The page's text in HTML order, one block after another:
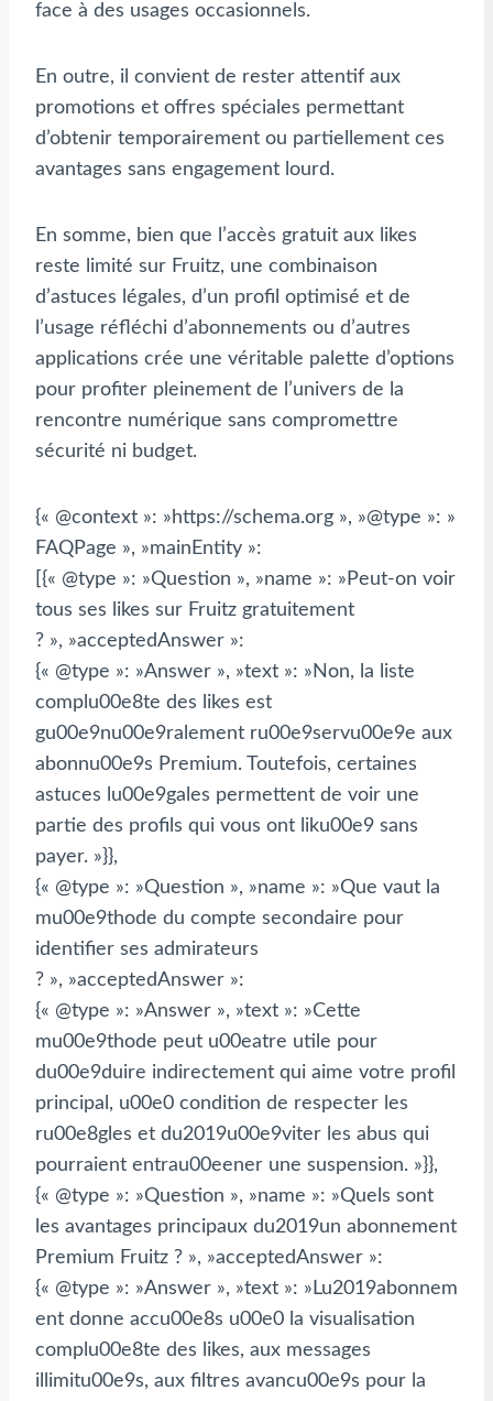
face à des usages occasionnels.
En outre, il convient de rester attentif aux
promotions et offres spéciales permettant
d’obtenir temporairement ou partiellement ces
avantages sans engagement lourd.
En somme, bien que l’accès gratuit aux likes
reste limité sur Fruitz, une combinaison
d’astuces légales, d’un profil optimisé et de
l’usage réfléchi d’abonnements ou d’autres
applications crée une véritable palette d’options
pour profiter pleinement de l’univers de la
rencontre numérique sans compromettre
sécurité ni budget.
{« @context »: »https://schema.org », »@type »: »
FAQPage », »mainEntity »:
[{« @type »: »Question », »name »: »Peut-on voir
tous ses likes sur Fruitz gratuitement
? », »acceptedAnswer »:
{« @type »: »Answer », »text »: »Non, la liste
complu00e8te des likes est
gu00e9nu00e9ralement ru00e9servu00e9e aux
abonnu00e9s Premium. Toutefois, certaines
astuces lu00e9gales permettent de voir une
partie des profils qui vous ont liku00e9 sans
payer. »}},
{« @type »: »Question », »name »: »Que vaut la
mu00e9thode du compte secondaire pour
identifier ses admirateurs
? », »acceptedAnswer »:
{« @type »: »Answer », »text »: »Cette
mu00e9thode peut u00eatre utile pour
du00e9duire indirectement qui aime votre profil
principal, u00e0 condition de respecter les
ru00e8gles et du2019u00e9viter les abus qui
pourraient entrau00eener une suspension. »}},
{« @type »: »Question », »name »: »Quels sont
les avantages principaux du2019un abonnement
Premium Fruitz ? », »acceptedAnswer »:
{« @type »: »Answer », »text »: »Lu2019abonnem
ent donne accu00e8s u00e0 la visualisation
complu00e8te des likes, aux messages
illimitu00e9s, aux filtres avancu00e9s pour la